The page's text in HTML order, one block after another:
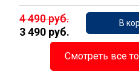
4 490 руб.
3 490 руб.
В
Смотреть все